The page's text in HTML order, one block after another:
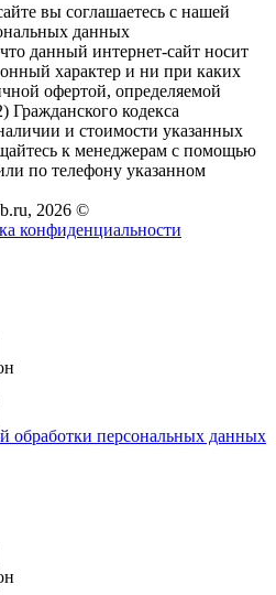
вы соглашаетесь с нашей
данных
данный интернет-сайт носит
характер и ни при каких
офертой, определяемой
кодекса
и стоимости указанных
к менеджерам с помощью
по телефону указанном
2026 ©
конфиденциальности
обработки персональных данных